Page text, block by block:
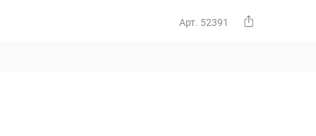
Арт. 52391